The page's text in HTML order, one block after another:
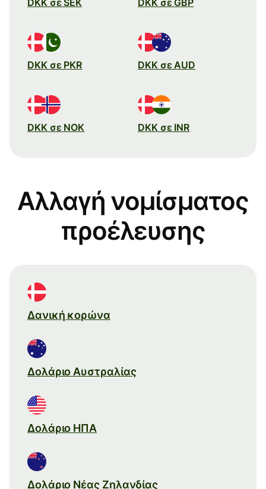
DKK σε PKR DKK σε AUD
DKK σε NOK DKK σε INR
Αλλαγή νομίσματος
προέλευσης
Δανική κορώνα
Δολάριο Αυστραλίας
Δολάριο ΗΠΑ
Δολάριο Νέας Ζηλανδίας